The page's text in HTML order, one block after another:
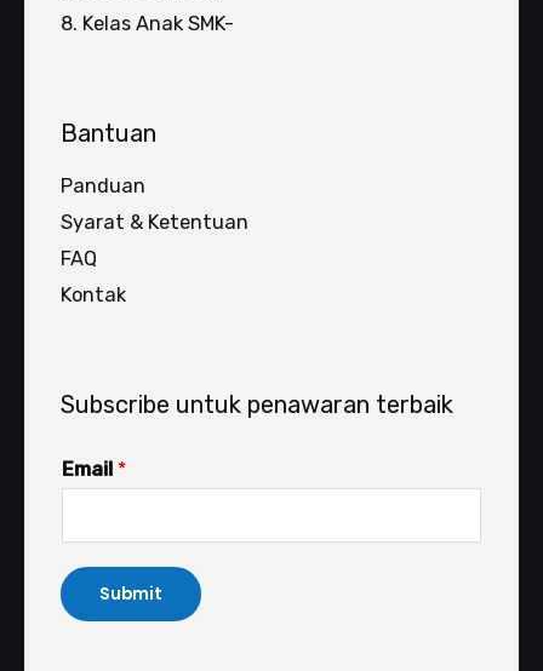
8. Kelas Anak SMK-
Bantuan
Panduan
Syarat & Ketentuan
FAQ
Kontak
Subscribe untuk penawaran terbaik
Email *
Submit